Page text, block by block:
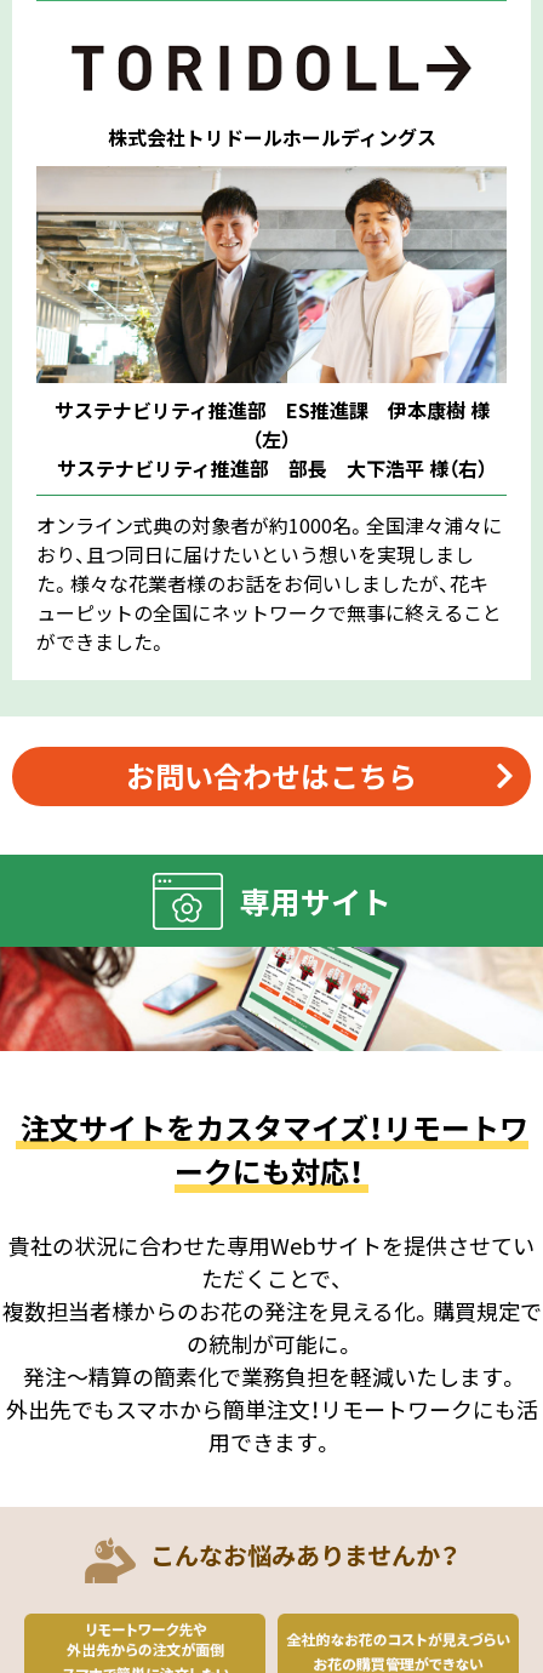
株式会社トリドールホールディングス
サステナビリティ推進部 ES推進課 伊本康樹 様
（左）
サステナビリティ推進部 部長 大下浩平 様（右）
オンライン式典の対象者が約1000名。全国津々浦々に
おり、且つ同日に届けたいという想いを実現しまし
た。様々な花業者様のお話をお伺いしましたが、花キ
ューピットの全国にネットワークで無事に終えること
ができました。
お問い合わせはこちら
専用サイト
注文サイトをカスタマイズ！リモートワ
ークにも対応！
貴社の状況に合わせた専用Webサイトを提供させてい
ただくことで、
複数担当者様からのお花の発注を見える化。購買規定で
の統制が可能に。
発注～精算の簡素化で業務負担を軽減いたします。
外出先でもスマホから簡単注文！リモートワークにも活
用できます。
こんなお悩みありませんか？